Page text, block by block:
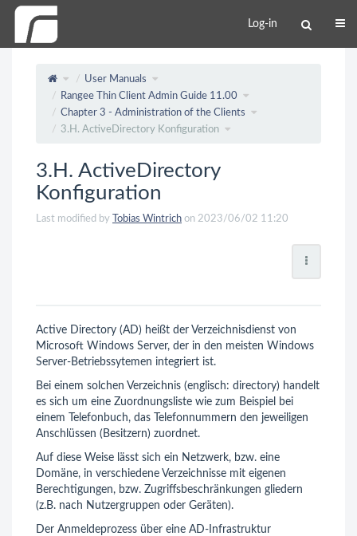
Log-in
User Manuals
Rangee Thin Client Admin Guide 11.00
Chapter 3 - Administration of the Clients
3.H. ActiveDirectory Konfiguration
3.H. ActiveDirectory
Konfiguration
Last modified by Tobias Wintrich on 2023/06/02 11:20
Active Directory (AD) heißt der Verzeichnisdienst von
Microsoft Windows Server, der in den meisten Windows
Server-Betriebssytemen integriert ist.
Bei einem solchen Verzeichnis (englisch: directory) handelt
es sich um eine Zuordnungsliste wie zum Beispiel bei
einem Telefonbuch, das Telefonnummern den jeweiligen
Anschlüssen (Besitzern) zuordnet.
Auf diese Weise lässt sich ein Netzwerk, bzw. eine
Domäne, in verschiedene Verzeichnisse mit eigenen
Berechtigungen, bzw. Zugriffsbeschränkungen gliedern
(z.B. nach Nutzergruppen oder Geräten).
Der Anmeldeprozess über eine AD-Infrastruktur